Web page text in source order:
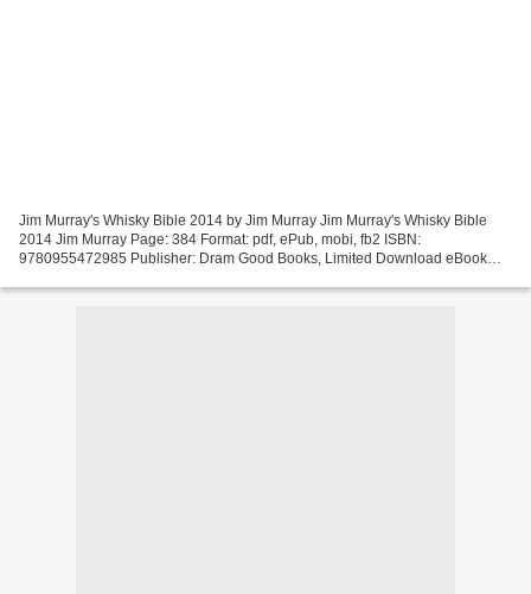
Jim Murray's Whisky Bible 2014 by Jim Murray Jim Murray's Whisky Bible
2014 Jim Murray Page: 384 Format: pdf, ePub, mobi, fb2 ISBN:
9780955472985 Publisher: Dram Good Books, Limited Download eBook